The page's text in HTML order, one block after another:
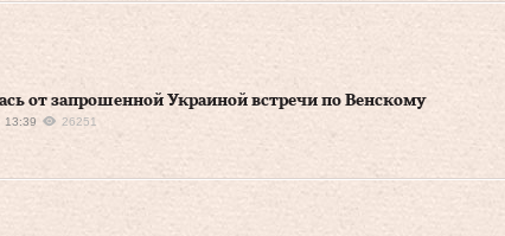
от запрошенной Украиной встречи по Венскому
13:39 26251